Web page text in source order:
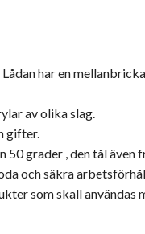
har en
av olika slag.
gifter.
50 grader , den tål även
och säkra
som skall användas